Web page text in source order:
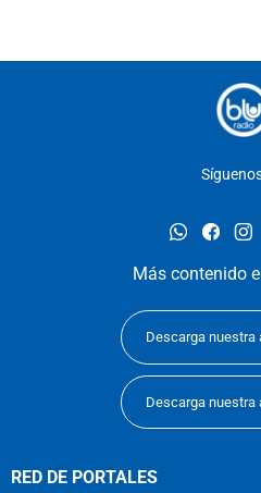
whatsapp
Más contenido
Descarga nuestra
Descarga nuestra
RED DE PORTALES